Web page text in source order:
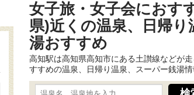
女子旅・女子会におす
県)近くの温泉、日帰
湯おすすめ
高知駅は高知県高知市にある土讃線などが
すすめの温泉、日帰り温泉、スーパー銭湯情